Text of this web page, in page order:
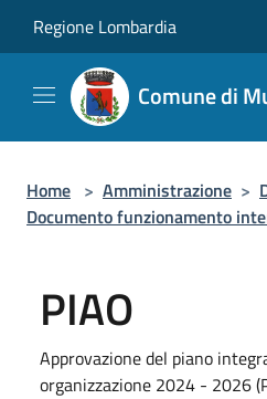
Regione Lombardia
Comune di
Home > Amministrazione >
Documento funzionamento
PIAO
Approvazione del piano
organizzazione 2024 - 2026